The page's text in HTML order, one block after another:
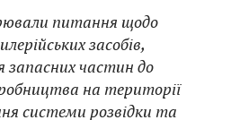
питання щодо
засобів,
запасних частин до
на території
системи розвідки та